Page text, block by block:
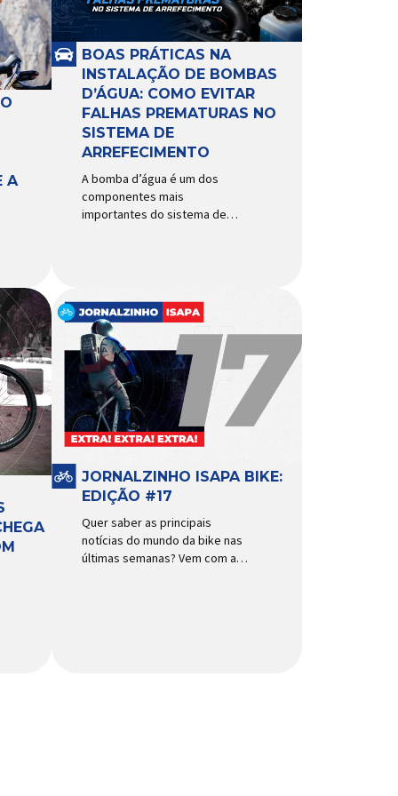
A
BOAS PRÁTICAS NA
INSTALAÇÃO DE BOMBAS
D’ÁGUA: COMO EVITAR
FALHAS PREMATURAS NO
SISTEMA DE
ARREFECIMENTO
A bomba d’água é um dos
componentes mais
importantes do sistema de
componentes do sistema,
controlando a temperatura de
operação e evitando
superaquecimentos. Por
trabalhar constantemente
enquanto o motor está em
funcionamento, a bomba
d’água exige não apenas […]
JORNALZINHO ISAPA BIKE:
EDIÇÃO #17
Quer saber as principais
notícias do mundo da bike nas
últimas semanas? Vem com a